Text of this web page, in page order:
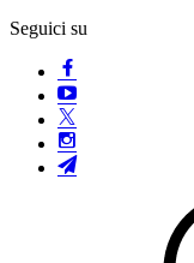
Seguici su